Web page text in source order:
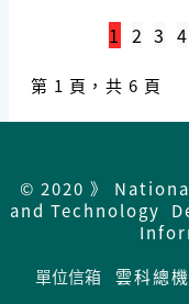
1 2 3 4
第 1 頁，共 6 頁
© 2020 》
and Technology
單位信箱
雲科總